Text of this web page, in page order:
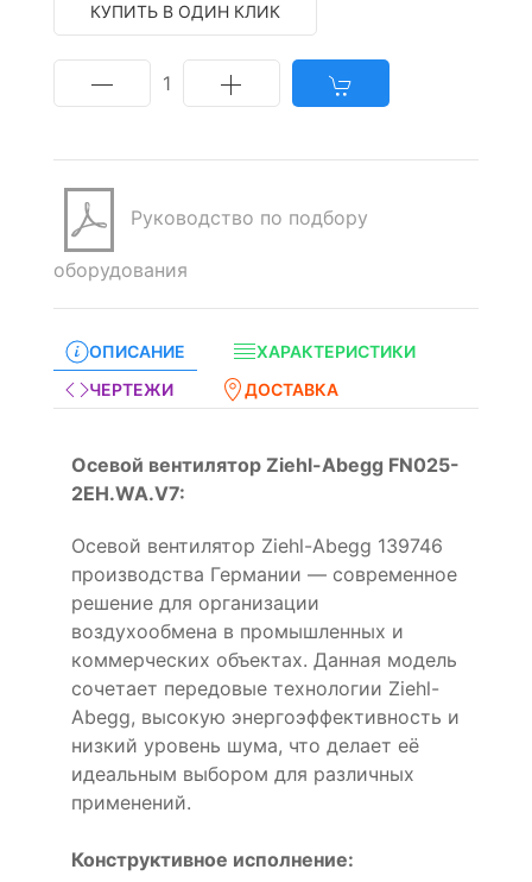
КУПИТЬ В ОДИН КЛИК
1
Руководство по подбору
оборудования
ОПИСАНИЕ
ХАРАКТЕРИСТИКИ
ЧЕРТЕЖИ
ДОСТАВКА
Осевой вентилятор Ziehl-Abegg FN025-
2EH.WA.V7:
Осевой вентилятор Ziehl-Abegg 139746
производства Германии — современное
решение для организации
воздухообмена в промышленных и
коммерческих объектах. Данная модель
сочетает передовые технологии Ziehl-
Abegg, высокую энергоэффективность и
низкий уровень шума, что делает её
идеальным выбором для различных
применений.
Конструктивное исполнение: